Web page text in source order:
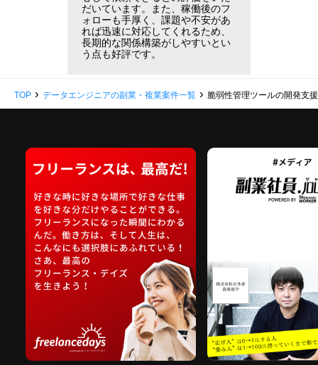
だいています。また、稼働後のフ
ォローも手厚く、課題や不安があ
れば迅速に対応してくれるため、
長期的な関係構築がしやすいとい
う点も好評です。
TOP › データエンジニアの副業・複業案件一覧 › 脆弱性管理ツールの開発支